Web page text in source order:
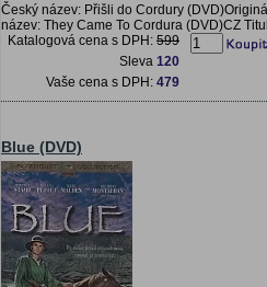
Český název: Přišli do Cordury
název: They Came To Cordura (DVD)CZ
Katalogová cena s DPH: 599
Sleva 120
Vaše cena s DPH: 479
Blue (DVD)